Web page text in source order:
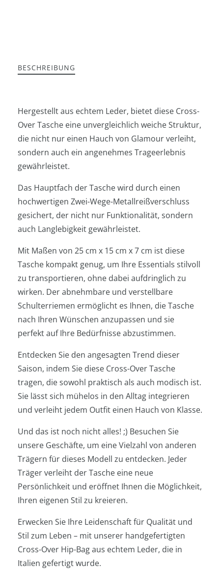
BESCHREIBUNG
Hergestellt aus echtem Leder, bietet diese Cross-
Over Tasche eine unvergleichlich weiche Struktur,
die nicht nur einen Hauch von Glamour verleiht,
sondern auch ein angenehmes Trageerlebnis
gewährleistet.
Das Hauptfach der Tasche wird durch einen
hochwertigen Zwei-Wege-Metallreißverschluss
gesichert, der nicht nur Funktionalität, sondern
auch Langlebigkeit gewährleistet.
Mit Maßen von 25 cm x 15 cm x 7 cm ist diese
Tasche kompakt genug, um Ihre Essentials stilvoll
zu transportieren, ohne dabei aufdringlich zu
wirken. Der abnehmbare und verstellbare
Schulterriemen ermöglicht es Ihnen, die Tasche
nach Ihren Wünschen anzupassen und sie
perfekt auf Ihre Bedürfnisse abzustimmen.
Entdecken Sie den angesagten Trend dieser
Saison, indem Sie diese Cross-Over Tasche
tragen, die sowohl praktisch als auch modisch ist.
Sie lässt sich mühelos in den Alltag integrieren
und verleiht jedem Outfit einen Hauch von Klasse.
Und das ist noch nicht alles! ;) Besuchen Sie
unsere Geschäfte, um eine Vielzahl von anderen
Trägern für dieses Modell zu entdecken. Jeder
Träger verleiht der Tasche eine neue
Persönlichkeit und eröffnet Ihnen die Möglichkeit,
Ihren eigenen Stil zu kreieren.
Erwecken Sie Ihre Leidenschaft für Qualität und
Stil zum Leben – mit unserer handgefertigten
Cross-Over Hip-Bag aus echtem Leder, die in
Italien gefertigt wurde.